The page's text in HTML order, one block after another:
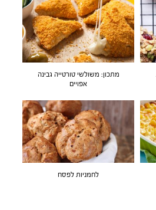
מתכון: משולשי טורטייה גבינה
אפויים
לחמניות לפסח